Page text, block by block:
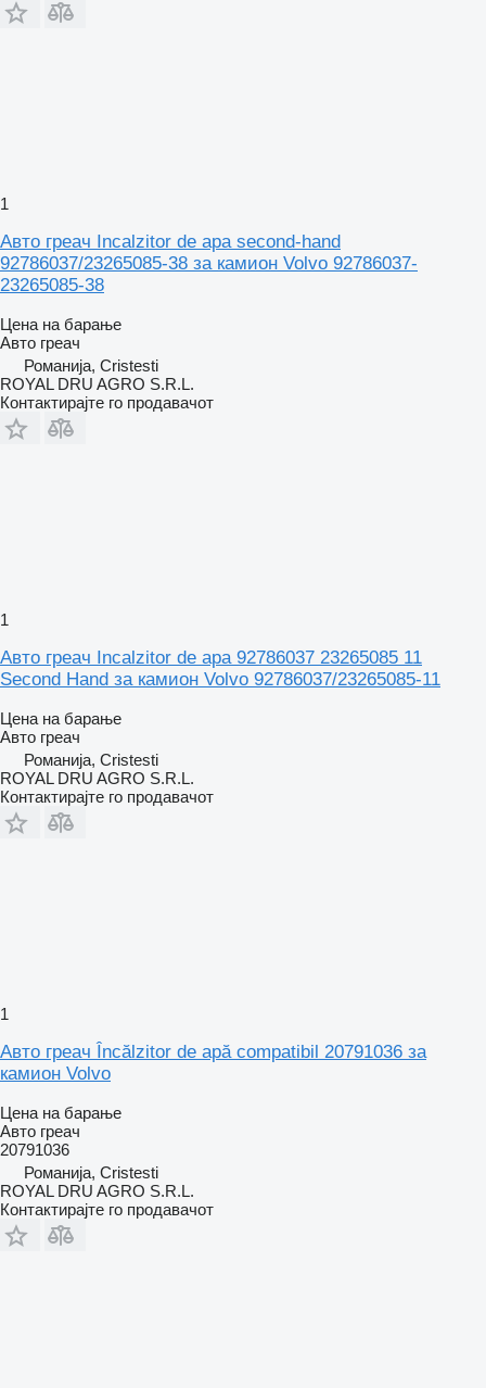
1
Авто греач Incalzitor de apa second-hand
92786037/23265085-38 за камион Volvo 92786037-
23265085-38
Цена на барање
Авто греач
Романија, Cristesti
ROYAL DRU AGRO S.R.L.
Контактирајте го продавачот
1
Авто греач Incalzitor de apa 92786037 23265085 11
Second Hand за камион Volvo 92786037/23265085-11
Цена на барање
Авто греач
Романија, Cristesti
ROYAL DRU AGRO S.R.L.
Контактирајте го продавачот
1
Авто греач Încălzitor de apă compatibil 20791036 за
камион Volvo
Цена на барање
Авто греач
20791036
Романија, Cristesti
ROYAL DRU AGRO S.R.L.
Контактирајте го продавачот